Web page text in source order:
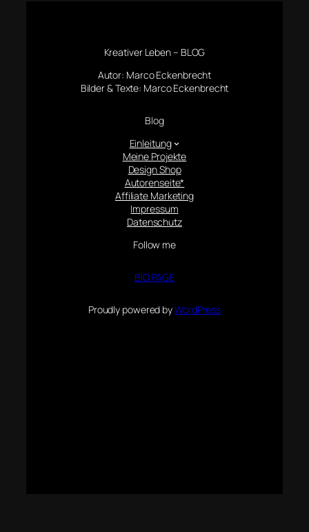
Kreativer Leben – BLOG
Autor: Marco Eckenbrecht
Bilder & Texte: Marco Eckenbrecht
Blog
Einleitung
Meine Projekte
Design Shop
Autorenseite*
Affiliate Marketing
Impressum
Datenschutz
Follow me
BIO PAGE
Proudly powered byWordPress